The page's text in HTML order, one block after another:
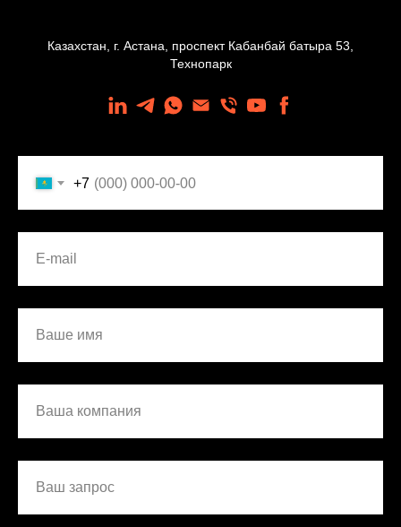
Казахстан, г. Астана, проспект Кабанбай батыра 53,
Технопарк
+7
E-mail
Ваше имя
Ваша компания
Ваш запрос